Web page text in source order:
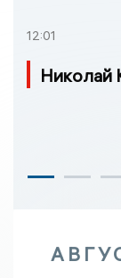
12:01
Николай